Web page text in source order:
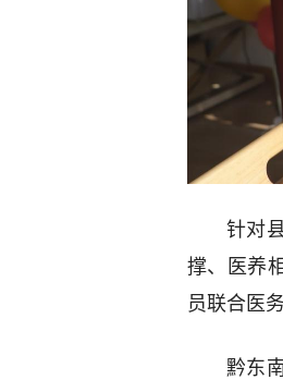
针对
撑、医养
员联合医
黔东